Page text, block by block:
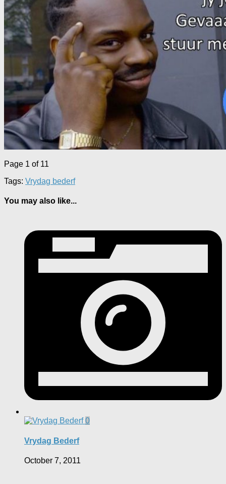
Page 1 of 11
Tags: Vrydag bederf
You may also like...
0
Vrydag Bederf
October 7, 2011